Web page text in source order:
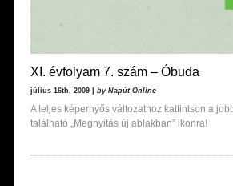
XI. évfolyam 7. szám – Óbuda
július 16th, 2009 | by Napút Online
A teljes képernyős változathoz kattintson a
található „Megnyitás új ablakban” ikonra!